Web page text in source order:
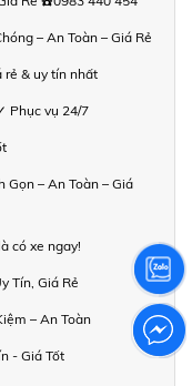
– An Toàn – Giá Rẻ
rẻ & uy tín nhất
Phục vụ 24/7
Gọn – An Toàn – Giá
có xe ngay!
Tín, Giá Rẻ
– An Toàn
- Giá Tốt